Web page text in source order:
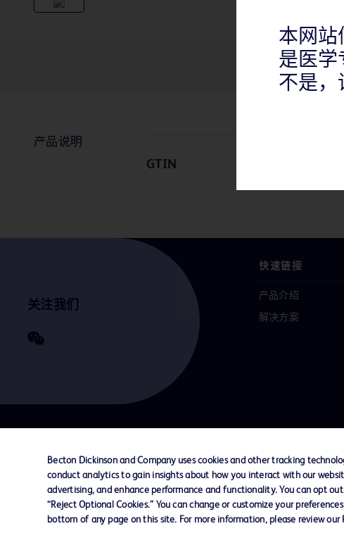
产品说明
GTIN
关注我们
快速链接
产品介绍
解决方案
联系我们 Cookie 政策 隐私政策 使用条款
© 2026 BD. All rights reserved. BD and the BD Logo
are trademarks of Becton, Dickinson and Company.
本网站
是医学
不是，
Becton Dickinson and Company uses cookies and other tracking
conduct analytics to gain insights about how you interact with our
advertising, and enhance performance and functionality. You can opt
“Reject Optional Cookies.” You can change or customize your
bottom of any page on this site. For more information, please review our